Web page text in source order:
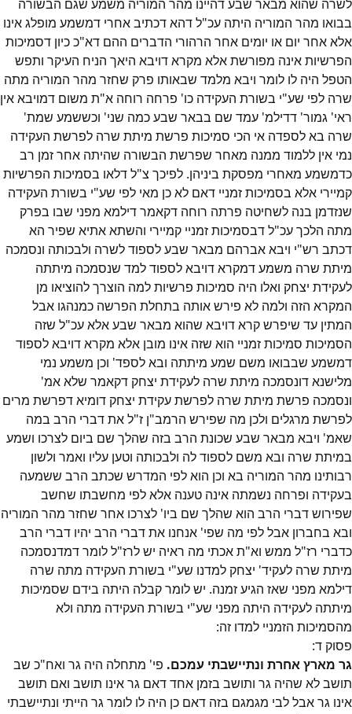
לשרה שהוא מבאר שבע דהיינו מהר המוריה משמע שגם הבשורה
בבואו מהר המוריה היתה עכ"ל דהא דכתיב אחרי דמשמע מופלג אינו
אלא אחר יום או יומים אחר הרהורי הדברים ההם דא"כ כיון דסמיכות
הפרשיות אינה מפורשת אלא מקרא דויבא היאך הניח העיקר ותפש
הטפל היה לו לומר ויבא מלמד שבאותו פרק שחזר מהר המוריה מתה
שרה לפי שע"י בשורת העקידה כו' פרחה רוחה א"ת משום דמויבא אין
ראי' גמור' דדילמ' עמד שם בבאר שבע כמה שני' וכששמע שמת'
שרה בא לספדה אי הכי סמיכות פרשת מיתת שרה לפרשת העקידה
נמי אין ללמוד ממנה מאחר שפרשת הבשורה שהיתה אחר זמן רב
כדמשמע מאחרי מפסקת ביניהן. לפיכך צ"ל דלאו בסמיכות הפרשיות
קמיירי אלא בסמיכות זמניי דאם לא כן מאי לפי שע"י בשורת העקידה
שנזדמן בנה לשחיטה פרתה רוחה דקאמר דילמא מפני שבו בפרק
מתה הלכך עכ"ל דבסמיכות זמניי קמיירי והשתא אתיא שפיר הא
דכתב רש"י ויבא אברהם מבאר שבע לספוד לשרה ולבכותה ונסמכה
מיתת שרה משמע דמקרא דויבא לספוד למד שנסמכה מיתתה
לעקידת יצחק ואלו היה סמיכות פרשיות למה הוצרך להוציאו מן
המקרא הזה ולמה לא פירש אותה בתחלת הפרשה כמנהגו אבל
המתין עד שיפרש קרא דויבא שהוא מבאר שבע אלא עכ"ל שזה
הסמיכות סמיכות זמניי הוא שזה אינו מובן אלא מקרא דויבא לספוד
דמשמע שבבואו משם שמע מיתתה ובא לספד' וכן משמע נמי
מלישנא דונסמכה מיתת שרה לעקידת יצחק דקאמר שלא אמ'
ונסמכה פרשת מיתת שרה לפרשת עקידת יצחק דומיא דפרשת מרים
לפרשת מרגלים ולכן מה שפירש הרמב"ן ז"ל את דברי הרב במה
שאמ' ויבא מבאר שבע שכונת הרב בזה שהלך שם ביום לצרכו ושמע
במיתת שרה ובא משם לספוד לה ולבכותה וטען עליו ואמר ולשון
רבותינו מהר המוריה בא וכן הוא לפי המדרש שכתב הרב ששמעה
בעקידה ופרחה נשמתה אינה טענה אלא לפי מחשבתו שחשב
שפירוש דברי הרב הוא שהלך שם ביו' לצרכו אחר שחזר מהר המוריה
ובא בחברון אבל לפי מה שפי' אנחנו את דברי הרב יהיו דברי הרב
כדברי רז"ל ממש וא"ת אכתי מה ראיה יש לרז"ל לומר דמדנסמכה
מיתת שרה לעקיד' יצחק למדנו שע"י בשורת העקידה מתה שרה
דילמא מפני שאז הגיע זמנה. יש לומר קבלה היתה בידם שסמיכות
מיתתה לעקידה היתה מפני שע"י בשורת העקידה מתה ולא
מהסמיכות הזמניי למדו זה:
פסוק ד:
גר מארץ אחרת ונתיישבתי עמכם. פי' מתחלה היה גר ואח"כ שב
תושב לא שהיה גר ותושב בזמן אחד דאם גר אינו תושב ואם תושב
אינו גר אבל לבי מגמגם בזה דאם כן היה לו לומר גר הייתי ונתיישבתי